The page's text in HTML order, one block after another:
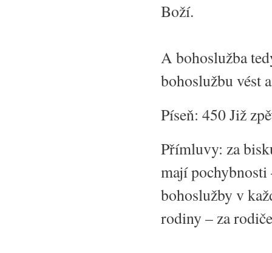
Boží.
A bohoslužba
bohoslužbu vést
Píseň: 450 Již
Přímluvy: za
mají pochybnosti
bohoslužby v
rodiny – za